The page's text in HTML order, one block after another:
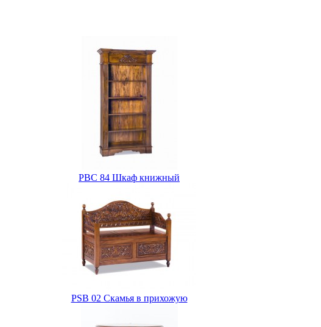
PBC 84 Шкаф книжный
PSB 02 Скамья в прихожую